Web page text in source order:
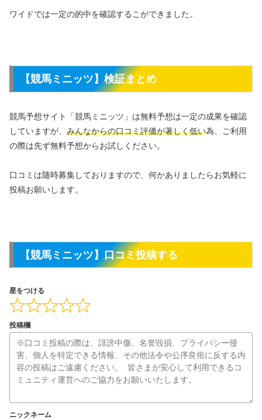
ワイドでは一定の的中を確認するこができました。
【競馬ミニッツ】検証まとめ
競馬予想サイト「競馬ミニッツ」は無料予想は一定の成果を確認
していますが、 みんなからの口コミ評価が著しく低い為、ご利用
の際は先ず無料予想からお試しください。
口コミは随時募集しておりますので、何かありましたらお気軽に
投稿お願いします。
【競馬ミニッツ】口コミ投稿する
星をつける
投稿欄
ニックネーム